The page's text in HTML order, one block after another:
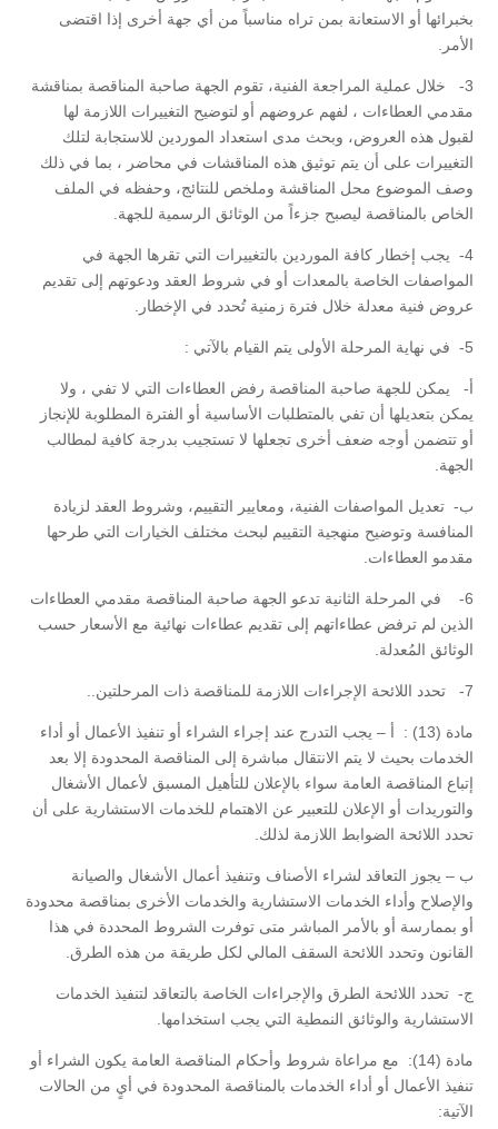
بخبرائها أو الاستعانة بمن تراه مناسباً من أي جهة أخرى إذا اقتضى
الأمر.
3- خلال عملية المراجعة الفنية، تقوم الجهة صاحبة المناقصة بمناقشة
مقدمي العطاءات ، لفهم عروضهم أو لتوضيح التغييرات اللازمة لها
لقبول هذه العروض، وبحث مدى استعداد الموردين للاستجابة لتلك
التغييرات على أن يتم توثيق هذه المناقشات في محاضر ، بما في ذلك
وصف الموضوع محل المناقشة وملخص للنتائج، وحفظه في الملف
الخاص بالمناقصة ليصبح جزءاً من الوثائق الرسمية للجهة.
4- يجب إخطار كافة الموردين بالتغييرات التي تقرها الجهة في
المواصفات الخاصة بالمعدات أو في شروط العقد ودعوتهم إلى تقديم
عروض فنية معدلة خلال فترة زمنية تُحدد في الإخطار.
5- في نهاية المرحلة الأولى يتم القيام بالآتي :
أ‌- يمكن للجهة صاحبة المناقصة رفض العطاءات التي لا تفي ، ولا
يمكن بتعديلها أن تفي بالمتطلبات الأساسية أو الفترة المطلوبة للإنجاز
أو تتضمن أوجه ضعف أخرى تجعلها لا تستجيب بدرجة كافية لمطالب
الجهة.
ب‌- تعديل المواصفات الفنية، ومعايير التقييم، وشروط العقد لزيادة
المنافسة وتوضيح منهجية التقييم لبحث مختلف الخيارات التي طرحها
مقدمو العطاءات.
6- في المرحلة الثانية تدعو الجهة صاحبة المناقصة مقدمي العطاءات
الذين لم ترفض عطاءاتهم إلى تقديم عطاءات نهائية مع الأسعار حسب
الوثائق المُعدلة.
7- تحدد اللائحة الإجراءات اللازمة للمناقصة ذات المرحلتين..
مادة (13) : أ – يجب التدرج عند إجراء الشراء أو تنفيذ الأعمال أو أداء
الخدمات بحيث لا يتم الانتقال مباشرة إلى المناقصة المحدودة إلا بعد
إتباع المناقصة العامة سواء بالإعلان للتأهيل المسبق لأعمال الأشغال
والتوريدات أو الإعلان للتعبير عن الاهتمام للخدمات الاستشارية على أن
تحدد اللائحة الضوابط اللازمة لذلك.
ب – يجوز التعاقد لشراء الأصناف وتنفيذ أعمال الأشغال والصيانة
والإصلاح وأداء الخدمات الاستشارية والخدمات الأخرى بمناقصة محدودة
أو بممارسة أو بالأمر المباشر متى توفرت الشروط المحددة في هذا
القانون وتحدد اللائحة السقف المالي لكل طريقة من هذه الطرق.
ج- تحدد اللائحة الطرق والإجراءات الخاصة بالتعاقد لتنفيذ الخدمات
الاستشارية والوثائق النمطية التي يجب استخدامها.
مادة (14): مع مراعاة شروط وأحكام المناقصة العامة يكون الشراء أو
تنفيذ الأعمال أو أداء الخدمات بالمناقصة المحدودة في أيٍ من الحالات
الآتية: